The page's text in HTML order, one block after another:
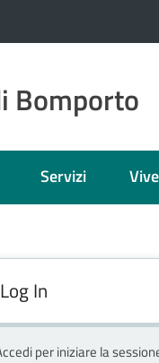
Bomporto
Servizi
Log In
per iniziare la